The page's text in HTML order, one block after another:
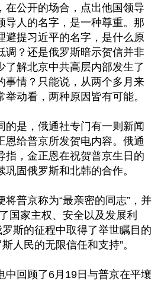
在公开的场合，点出他国领导
导人的名字，是一种尊重。那
避提习近平的名字，是什么原
调？还是俄罗斯暗示贺信并非
了解北京中共高层内部发生了
事情？只能说，从两个多月来
动看，两种原因皆有可能。
的是，俄通社专门有一则新闻
恩给普京所发贺电内容。俄通
指，金正恩在祝贺普京生日的
固俄罗斯和北韩的合作。
普京称为“最亲密的同志”，并
国家主权、安全以及发展利
罗斯的征程中取得了举世瞩目的
人民的无限信任和支持”。
中回顾了6月19日与普京在平壤